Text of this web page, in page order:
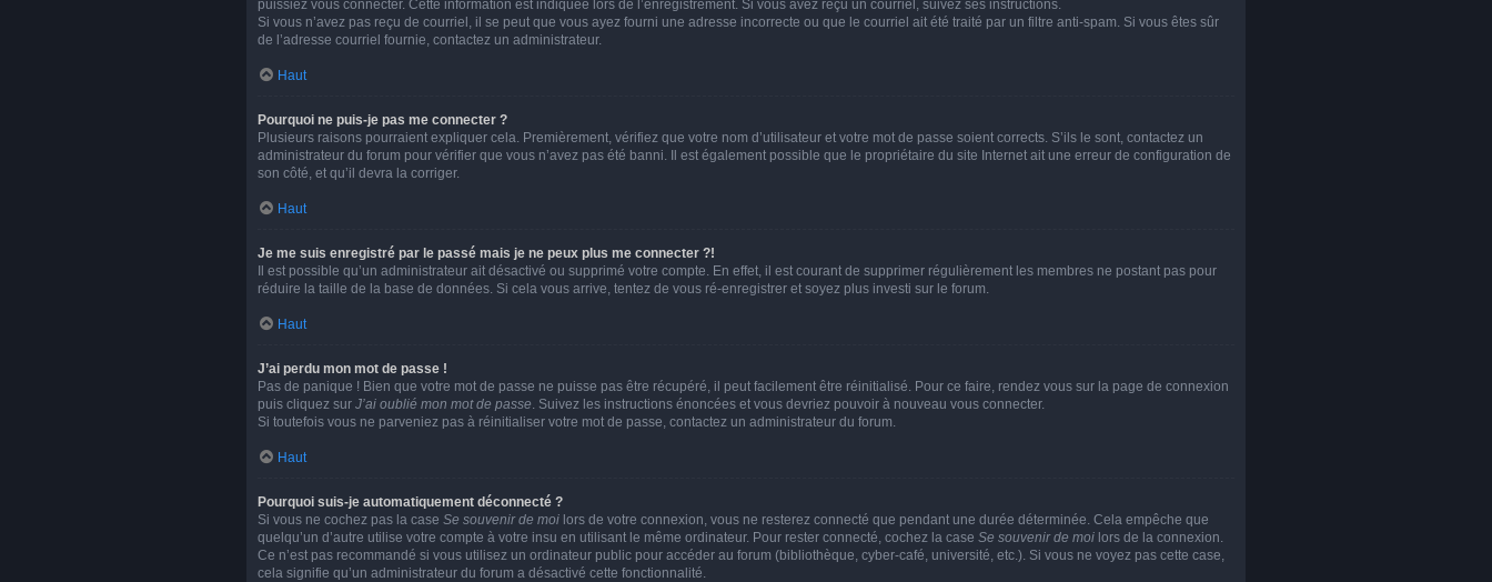
puissiez vous connecter. Cette information est indiquée lors de l’enregistrement. Si vous avez reçu un courriel, suivez ses instructions.
Si vous n’avez pas reçu de courriel, il se peut que vous ayez fourni une adresse incorrecte ou que le courriel ait été traité par un filtre anti-spam. Si vous êtes sûr
de l’adresse courriel fournie, contactez un administrateur.
Haut
Pourquoi ne puis-je pas me connecter ?
Plusieurs raisons pourraient expliquer cela. Premièrement, vérifiez que votre nom d’utilisateur et votre mot de passe soient corrects. S’ils le sont, contactez un
administrateur du forum pour vérifier que vous n’avez pas été banni. Il est également possible que le propriétaire du site Internet ait une erreur de configuration de
son côté, et qu’il devra la corriger.
Haut
Je me suis enregistré par le passé mais je ne peux plus me connecter ?!
Il est possible qu’un administrateur ait désactivé ou supprimé votre compte. En effet, il est courant de supprimer régulièrement les membres ne postant pas pour
réduire la taille de la base de données. Si cela vous arrive, tentez de vous ré-enregistrer et soyez plus investi sur le forum.
Haut
J’ai perdu mon mot de passe !
Pas de panique ! Bien que votre mot de passe ne puisse pas être récupéré, il peut facilement être réinitialisé. Pour ce faire, rendez vous sur la page de connexion
puis cliquez sur J’ai oublié mon mot de passe. Suivez les instructions énoncées et vous devriez pouvoir à nouveau vous connecter.
Si toutefois vous ne parveniez pas à réinitialiser votre mot de passe, contactez un administrateur du forum.
Haut
Pourquoi suis-je automatiquement déconnecté ?
Si vous ne cochez pas la case Se souvenir de moi lors de votre connexion, vous ne resterez connecté que pendant une durée déterminée. Cela empêche que
quelqu’un d’autre utilise votre compte à votre insu en utilisant le même ordinateur. Pour rester connecté, cochez la case Se souvenir de moi lors de la connexion.
Ce n’est pas recommandé si vous utilisez un ordinateur public pour accéder au forum (bibliothèque, cyber-café, université, etc.). Si vous ne voyez pas cette case,
cela signifie qu’un administrateur du forum a désactivé cette fonctionnalité.